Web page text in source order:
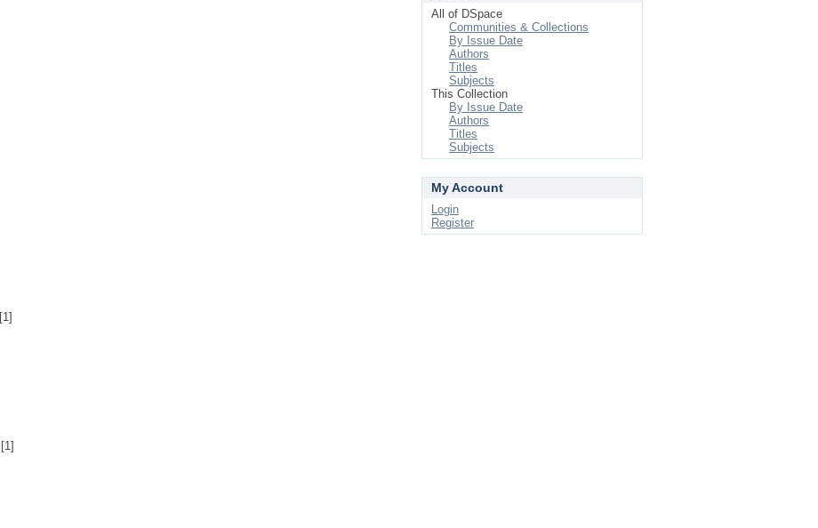
[1]
[1]
All of DSpace
Communities & Collections
By Issue Date
Authors
Titles
Subjects
This Collection
By Issue Date
Authors
Titles
Subjects
My Account
Login
Register